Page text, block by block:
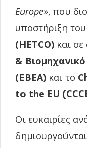
Europe», που
υποστήριξη του
(HETCO) και
&
(ΕΒΕΑ) και το
to the EU
Οι ευκαιρίες